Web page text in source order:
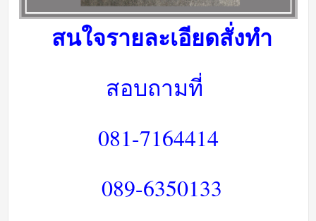
สนใจรายละเอียดสั่งทำ
สอบถามที่
081-7164414
089-6350133